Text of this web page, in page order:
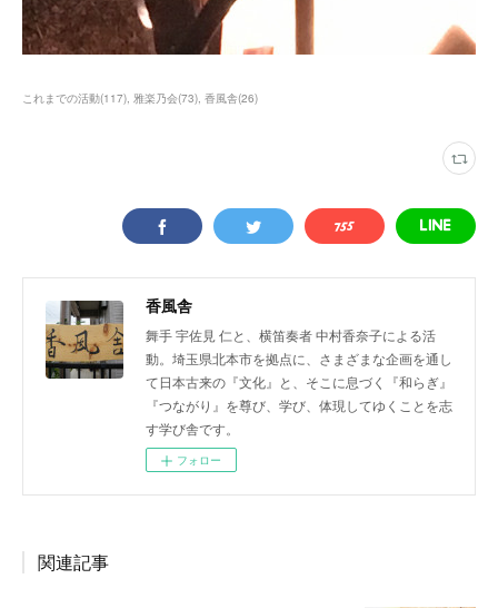
これまでの活動(117) 雅楽乃会(73) 香風舎(26)
香風舎
舞手 宇佐見 仁と、横笛奏者 中村香奈子による活
動。埼玉県北本市を拠点に、さまざまな企画を通し
て日本古来の『文化』と、そこに息づく『和らぎ』
『つながり』を尊び、学び、体現してゆくことを志
す学び舎です。
フォロー
関連記事